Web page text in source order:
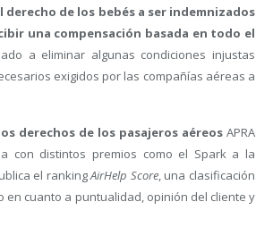
derecho de los bebés a ser indemnizados
una compensación basada en todo el
a eliminar algunas condiciones injustas
exigidos por las compañías aéreas a
derechos de los pasajeros aéreosAPRA
con distintos premios como el Spark a la
el rankingAirHelp Score, una clasificación
cuanto a puntualidad, opinión del cliente y